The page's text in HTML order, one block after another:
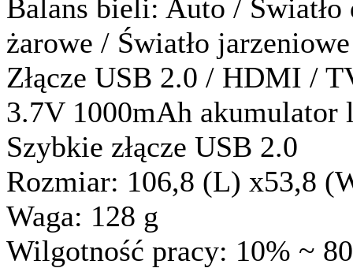
Balans bieli: Auto / Światło
żarowe / Światło jarzeniowe
Złącze USB 2.0 / HDMI /
3.7V 1000mAh akumulator
Szybkie złącze ​​USB 2.0
Rozmiar: 106,8 (L) x53,8
Waga: 128 g
Wilgotność pracy: 10% ~